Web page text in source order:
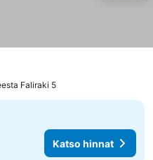
Faliraki 5
Katso hinnat